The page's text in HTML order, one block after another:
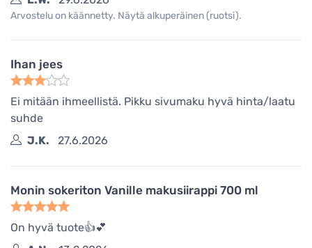
Arvostelu on käännetty. Näytä alkuperäinen (ruotsi).
Ihan jees
Ei mitään ihmeellistä. Pikku sivumaku hyvä hinta/laatu
suhde
J.K.
27.6.2026
Monin sokeriton Vanille makusiirappi 700 ml
On hyvä tuote👍💕